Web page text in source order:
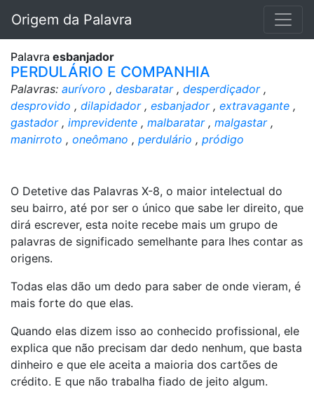
Origem da Palavra
Palavra esbanjador
PERDULÁRIO E COMPANHIA
Palavras: aurívoro , desbaratar, desperdiçador,
desprovido , dilapidador, esbanjador, extravagante ,
gastador, imprevidente , malbaratar, malgastar,
manirroto , oneômano , perdulário , pródigo
O Detetive das Palavras X-8, o maior intelectual do
seu bairro, até por ser o único que sabe ler direito, que
dirá escrever, esta noite recebe mais um grupo de
palavras de significado semelhante para lhes contar as
origens.
Todas elas dão um dedo para saber de onde vieram, é
mais forte do que elas.
Quando elas dizem isso ao conhecido profissional, ele
explica que não precisam dar dedo nenhum, que basta
dinheiro e que ele aceita a maioria dos cartões de
crédito. E que não trabalha fiado de jeito algum.